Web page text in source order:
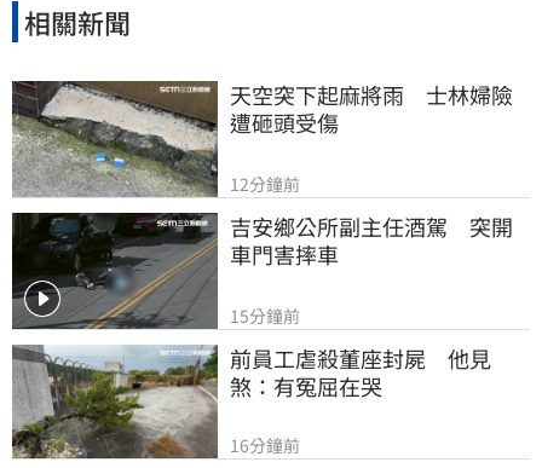
相關新聞
天空突下起麻將雨　士林婦險
遭砸頭受傷
12分鐘前
吉安鄉公所副主任酒駕　突開
車門害摔車
15分鐘前
前員工虐殺董座封屍　他見
煞：有冤屈在哭
16分鐘前